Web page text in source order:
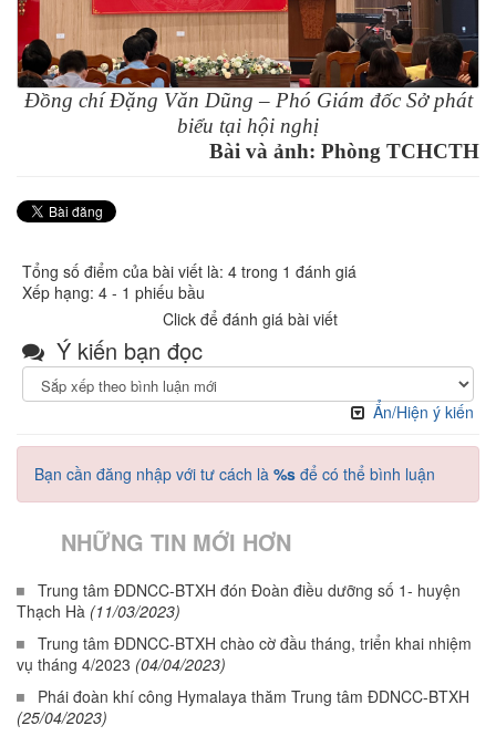
Đồng chí Đặng Văn Dũng – Phó Giám đốc Sở phát
biểu tại hội nghị
Bài và ảnh: Phòng TCHCTH
Tổng số điểm của bài viết là: 4 trong 1 đánh giá
Xếp hạng: 4 - 1 phiếu bầu
Click để đánh giá bài viết
Ý kiến bạn đọc
Ẩn/Hiện ý kiến
Bạn cần đăng nhập với tư cách là %s để có thể bình luận
NHỮNG TIN MỚI HƠN
Trung tâm ĐDNCC-BTXH đón Đoàn điều dưỡng số 1- huyện
Thạch Hà (11/03/2023)
Trung tâm ĐDNCC-BTXH chào cờ đầu tháng, triển khai nhiệm
vụ tháng 4/2023 (04/04/2023)
Phái đoàn khí công Hymalaya thăm Trung tâm ĐDNCC-BTXH
(25/04/2023)